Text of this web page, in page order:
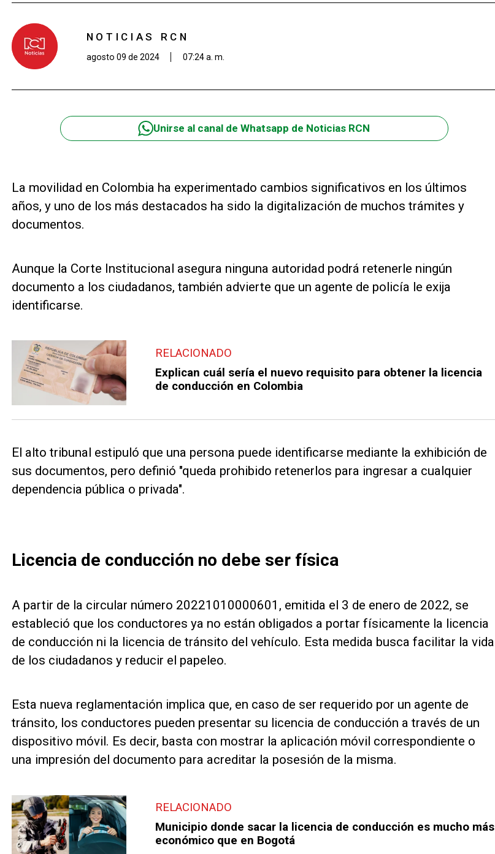
NOTICIAS RCN
agosto 09 de 2024 07:24 a. m.
Unirse al canal de Whatsapp de Noticias RCN
La movilidad en Colombia ha experimentado cambios significativos en los últimos
años, y uno de los más destacados ha sido la digitalización de muchos trámites y
documentos.
Aunque la Corte Institucional asegura ninguna autoridad podrá retenerle ningún
documento a los ciudadanos, también advierte que un agente de policía le exija
identificarse.
RELACIONADO
Explican cuál sería el nuevo requisito para obtener la licencia
de conducción en Colombia
El alto tribunal estipuló que una persona puede identificarse mediante la exhibición de
sus documentos, pero definió "queda prohibido retenerlos para ingresar a cualquier
dependencia pública o privada".
Licencia de conducción no debe ser física
A partir de la circular número 20221010000601, emitida el 3 de enero de 2022, se
estableció que los conductores ya no están obligados a portar físicamente la licencia
de conducción ni la licencia de tránsito del vehículo. Esta medida busca facilitar la vida
de los ciudadanos y reducir el papeleo.
Esta nueva reglamentación implica que, en caso de ser requerido por un agente de
tránsito, los conductores pueden presentar su licencia de conducción a través de un
dispositivo móvil. Es decir, basta con mostrar la aplicación móvil correspondiente o
una impresión del documento para acreditar la posesión de la misma.
RELACIONADO
Municipio donde sacar la licencia de conducción es mucho más
económico que en Bogotá